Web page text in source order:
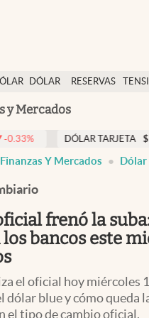
DÓLAR
RESERVAS
y Mercados
Online
DÓLAR TARJETA $ 1976
Finanzas Y Mercados Dólar
frenó la
bancos este
el oficial hoy miércoles
dólar blue y cómo queda
el tipo de cambio oficial.